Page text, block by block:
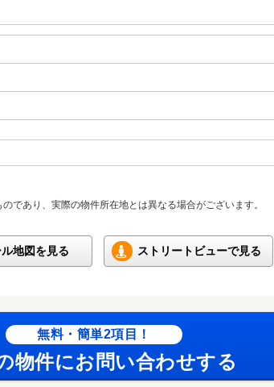
であり、実際の物件所在地とは異なる場合がございます。
地図を見る ストリートビューで見る
無料・簡単2項目！
物件にお問い合わせする